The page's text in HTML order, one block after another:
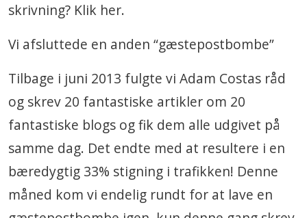
skrivning? Klik her.
Vi afsluttede en anden “gæstepostbombe”
Tilbage i juni 2013 fulgte vi Adam Costas råd
og skrev 20 fantastiske artikler om 20
fantastiske blogs og fik dem alle udgivet på
samme dag. Det endte med at resultere i en
bæredygtig 33% stigning i trafikken! Denne
måned kom vi endelig rundt for at lave en